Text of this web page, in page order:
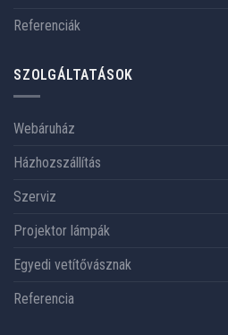
Referenciák
SZOLGÁLTATÁSOK
Webáruház
Házhozszállítás
Szerviz
Projektor lámpák
Egyedi vetítővásznak
Referencia